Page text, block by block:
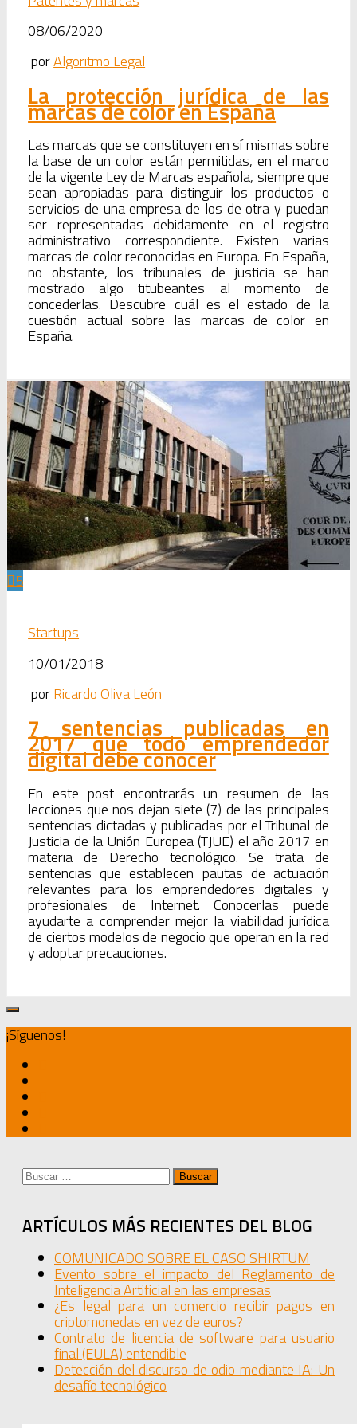
08/06/2020
porAlgoritmo Legal
La protección jurídica de las
marcas de color en España
Las marcas que se constituyen en sí mismas sobre
la base de un color están permitidas, en el marco
de la vigente Ley de Marcas española, siempre que
sean apropiadas para distinguir los productos o
servicios de una empresa de los de otra y puedan
ser representadas debidamente en el registro
administrativo correspondiente. Existen varias
marcas de color reconocidas en Europa. En España,
no obstante, los tribunales de justicia se han
mostrado algo titubeantes al momento de
concederlas. Descubre cuál es el estado de la
cuestión actual sobre las marcas de color en
España.
5
Startups
10/01/2018
porRicardo Oliva León
7 sentencias publicadas en
2017 que todo emprendedor
digital debe conocer
En este post encontrarás un resumen de las
lecciones que nos dejan siete (7) de las principales
sentencias dictadas y publicadas por el Tribunal de
Justicia de la Unión Europea (TJUE) el año 2017 en
materia de Derecho tecnológico. Se trata de
sentencias que establecen pautas de actuación
relevantes para los emprendedores digitales y
profesionales de Internet. Conocerlas puede
ayudarte a comprender mejor la viabilidad jurídica
de ciertos modelos de negocio que operan en la red
y adoptar precauciones.
¡Síguenos!
Buscar:
ARTÍCULOS MÁS RECIENTES DEL BLOG
COMUNICADO SOBRE EL CASO SHIRTUM
Evento sobre el impacto del Reglamento de
Inteligencia Artificial en las empresas
¿Es legal para un comercio recibir pagos en
criptomonedas en vez de euros?
Contrato de licencia de software para usuario
final (EULA) entendible
Detección del discurso de odio mediante IA: Un
desafío tecnológico